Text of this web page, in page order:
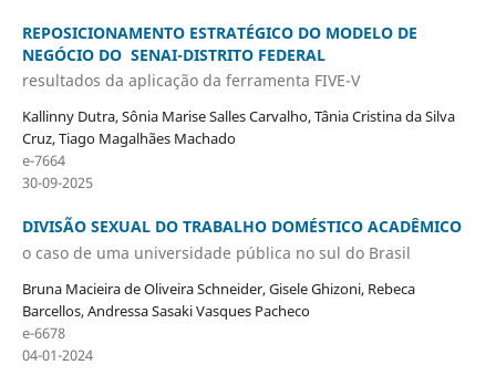
REPOSICIONAMENTO ESTRATÉGICO DO MODELO DE
NEGÓCIO DO SENAI-DISTRITO FEDERAL
resultados da aplicação da ferramenta FIVE-V
Kallinny Dutra, Sônia Marise Salles Carvalho, Tânia Cristina da Silva
Cruz, Tiago Magalhães Machado
e-7664
30-09-2025
DIVISÃO SEXUAL DO TRABALHO DOMÉSTICO ACADÊMICO
o caso de uma universidade pública no sul do Brasil
Bruna Macieira de Oliveira Schneider, Gisele Ghizoni, Rebeca
Barcellos, Andressa Sasaki Vasques Pacheco
e-6678
04-01-2024